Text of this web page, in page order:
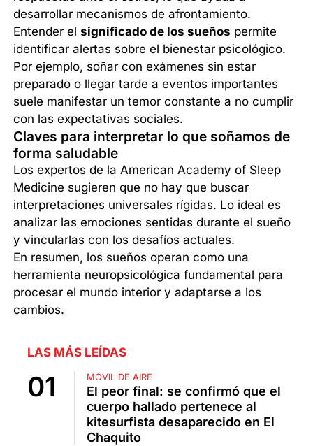
desarrollar mecanismos de afrontamiento.
Entender elsignificado de los sueños permite
identificar alertas sobre el bienestar psicológico.
Por ejemplo, soñar con exámenes sin estar
preparado o llegar tarde a eventos importantes
suele manifestar un temor constante a no cumplir
con las expectativas sociales.
Claves para interpretar lo que soñamos de
forma saludable
Los expertos de la American Academy of Sleep
Medicine sugieren que no hay que buscar
interpretaciones universales rígidas. Lo ideal es
analizar las emociones sentidas durante el sueño
y vincularlas con los desafíos actuales.
En resumen, los sueños operan como una
herramienta neuropsicológica fundamental para
procesar el mundo interior y adaptarse a los
cambios.
LAS MÁS LEÍDAS
MÓVIL DE AIRE
El peor final: se confirmó que el
cuerpo hallado pertenece al
kitesurfista desaparecido en El
Chaquito